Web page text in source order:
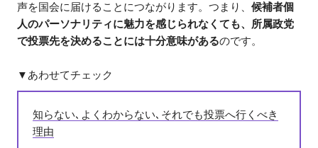
声を国会に届けることにつながります。つまり、候補者個
人のパーソナリティに魅力を感じられなくても、所属政党
で投票先を決めることには十分意味があるのです。
▼あわせてチェック
知らない､よくわからない､それでも投票へ行くべき
理由